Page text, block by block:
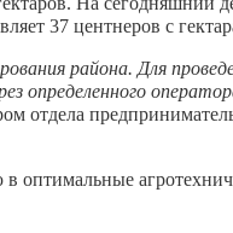
37 центнеров с
района. Для
определенного
отдела
оптимальные